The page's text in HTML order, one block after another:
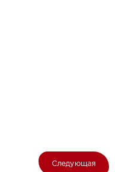
Следующая